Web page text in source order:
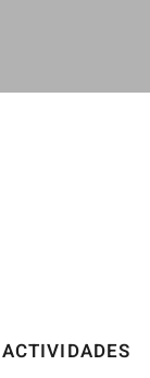
ACTIVIDADES